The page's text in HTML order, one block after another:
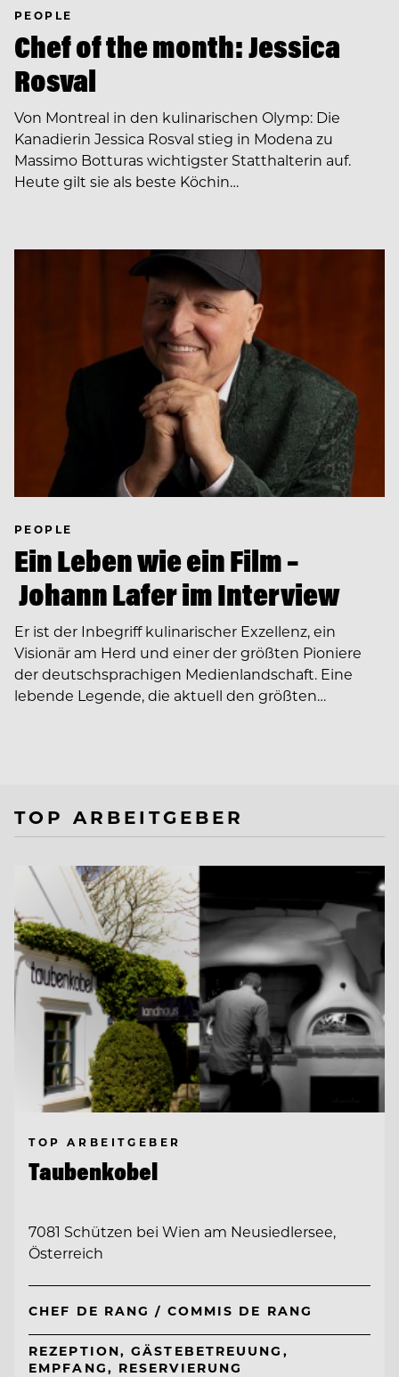
PEOPLE
Chef of the month: Jessica
Rosval
Von Montreal in den kulinarischen Olymp: Die
Kanadierin Jessica Rosval stieg in Modena zu
Massimo Botturas wichtigster Statthalterin auf.
Heute gilt sie als beste Köchin…
PEOPLE
Ein Leben wie ein Film –
Johann Lafer im Interview
Er ist der Inbegriff kulinarischer Exzellenz, ein
Visionär am Herd und einer der größten Pioniere
der deutschsprachigen Medienlandschaft. Eine
lebende Legende, die aktuell den größten…
TOP ARBEITGEBER
TOP ARBEITGEBER
Taubenkobel
7081 Schützen bei Wien am Neusiedlersee,
Österreich
CHEF DE RANG / COMMIS DE RANG
REZEPTION, GÄSTEBETREUUNG,
EMPFANG, RESERVIERUNG